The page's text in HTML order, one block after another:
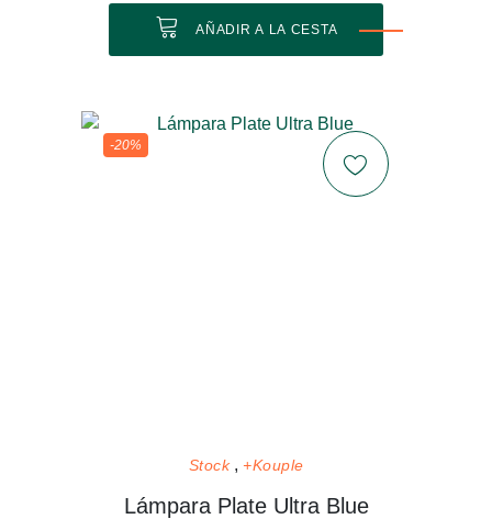
AÑADIR A LA CESTA
-20%
Stock +Kouple
Lámpara Plate Ultra Blue